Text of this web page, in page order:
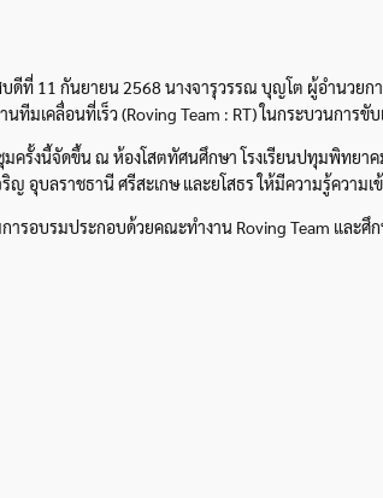
ดีที่ 11 กันยายน 2568 นางจารุวรรณ บุญโต ผู้อำนวยก
ทีมเคลื่อนที่เร็ว (Roving Team : RT) ในกระบวนการ
มครั้งนี้จัดขึ้น ณ ห้องโสตทัศนศึกษา โรงเรียนปทุมพิทยา
ญ อุบลราชธานี ศรีสะเกษ และยโสธร ให้มีความรู้ความ
การอบรมประกอบด้วยคณะทำงาน Roving Team และ